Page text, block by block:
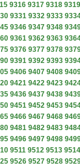
9316 9317 9318 9319
9331 9332 9333
9346 9347 9348
9361 9362 9363
9376 9377 9378
9391 9392 9393
9406 9407 9408
9421 9422 9423
9436 9437 9438
9451 9452 9453
9466 9467 9468
9481 9482 9483
9496 9497 9498
9511 9512 9513 9514
9526 9527 9528